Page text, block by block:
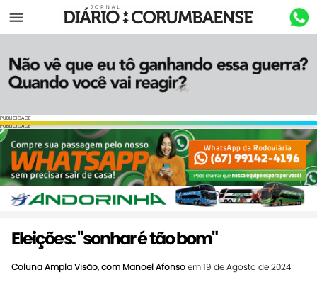
Menu
PUBLICIDADE
PUBLICIDADE
Eleições: "sonhar é tão bom"
Coluna Ampla Visão, com Manoel Afonsoem 19 de Agosto de 2024